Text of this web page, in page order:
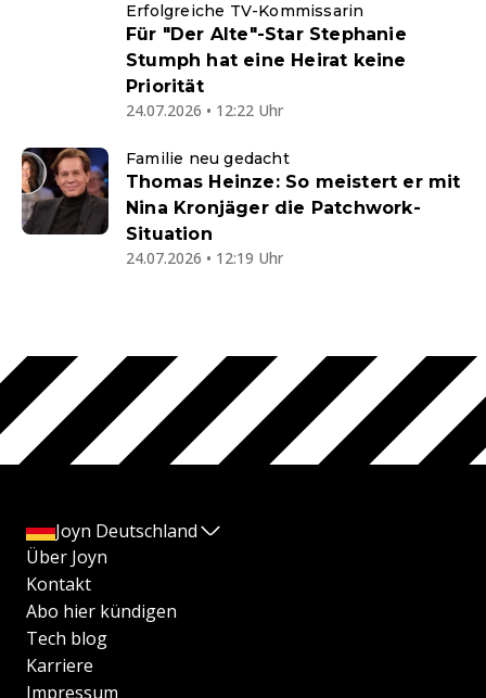
Erfolgreiche TV-Kommissarin
Für "Der Alte"-Star Stephanie
Stumph hat eine Heirat keine
Priorität
24.07.2026 • 12:22 Uhr
Familie neu gedacht
Thomas Heinze: So meistert er mit
Nina Kronjäger die Patchwork-
Situation
24.07.2026 • 12:19 Uhr
Joyn Deutschland
Über Joyn
Kontakt
Abo hier kündigen
Tech blog
Karriere
Impressum